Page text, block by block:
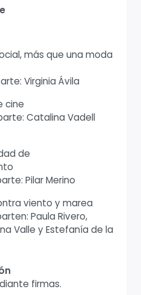
más que una moda
Virginia Ávila
cine
Catalina Vadell
de
Pilar Merino
viento y marea
Paula Rivero,
Valle y Estefanía de la
firmas.